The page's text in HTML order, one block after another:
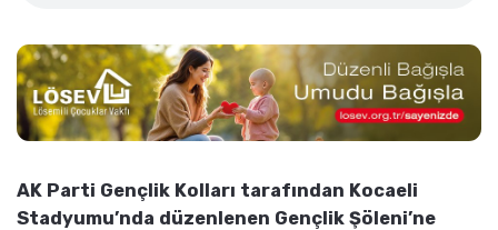
AK Parti Gençlik Kolları tarafından Kocaeli
Stadyumu’nda düzenlenen Gençlik Şöleni’ne